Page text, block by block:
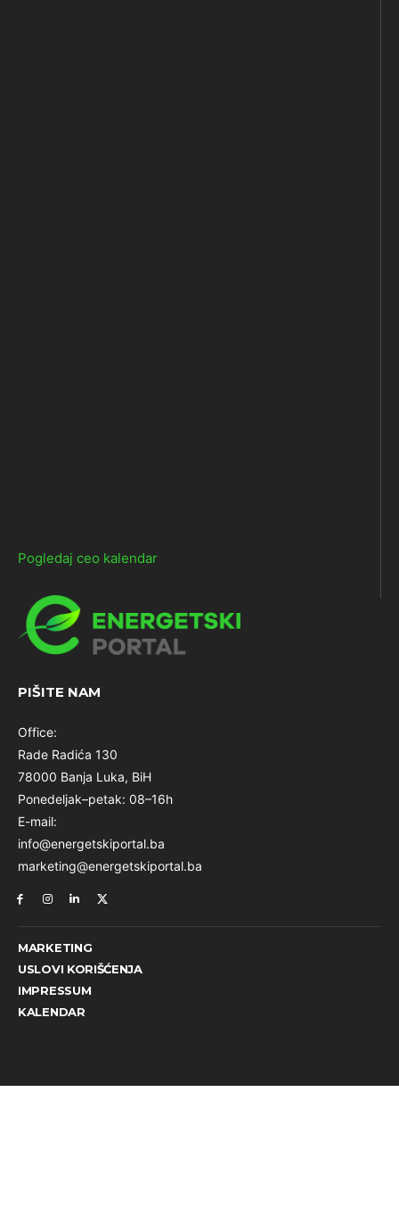
Pogledaj ceo kalendar
PIŠITE NAM
Office:
Rade Radića 130
78000 Banja Luka, BiH
Ponedeljak–petak: 08–16h
E-mail:
info@energetskiportal.ba
marketing@energetskiportal.ba
MARKETING
USLOVI KORIŠĆENJA
IMPRESSUM
KALENDAR